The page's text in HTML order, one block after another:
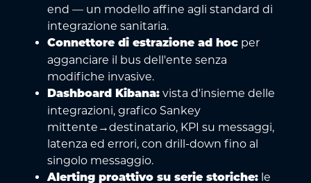
end — un modello affine agli standard di
integrazione sanitaria.
Connettore di estrazione ad hoc per
agganciare il bus dell'ente senza
modifiche invasive.
Dashboard Kibana: vista d'insieme delle
integrazioni, grafico Sankey
mittente→destinatario, KPI su messaggi,
latenza ed errori, con drill-down fino al
singolo messaggio.
Alerting proattivo su serie storiche: le